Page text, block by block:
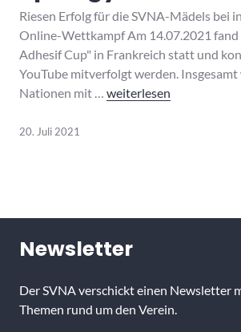
Riesen Erfolg für die SVNA-Mädels bei
Online-Wettkampf Am 14.07.2021 fand
Adhesif Cup" in Frankreich statt und
YouTube mitverfolgt werden. Insgesamt
Nationen mit … Rhythmische
weiterlesen
20. Juli 2021
Newsletter
Der SVNA verschickt einen Newsletter
Themen rund um den Verein.